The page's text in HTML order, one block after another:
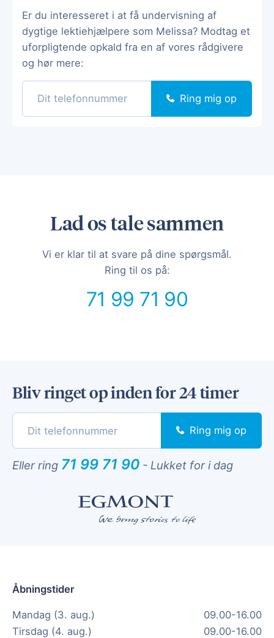
Er du interesseret i at få undervisning af
dygtige lektiehjælpere som Melissa? Modtag et
uforpligtende opkald fra en af vores rådgivere
og hør mere:
Ring mig op
Lad os tale sammen
Vi er klar til at svare på dine spørgsmål.
Ring til os på:
71 99 71 90
Bliv ringet op inden for 24 timer
Ring mig op
Eller ring 71 99 71 90 - Lukket for i dag
Åbningstider
Mandag (3. aug.)
09.00-16.00
Tirsdag (4. aug.)
09.00-16.00